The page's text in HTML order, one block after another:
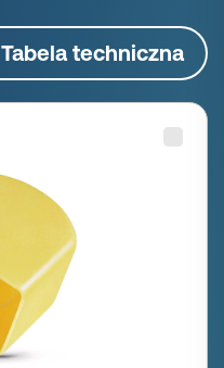
Tabela techniczna